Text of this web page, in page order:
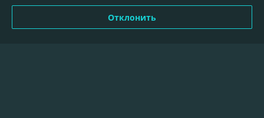
Политика обработки cookies
Отклонить